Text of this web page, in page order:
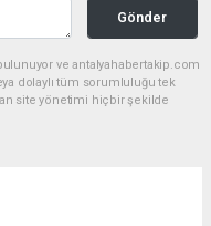
Gönder
ve antalyahabertakip.com
dolaylı tüm sorumluluğu tek
site yönetimi hiçbir şekilde